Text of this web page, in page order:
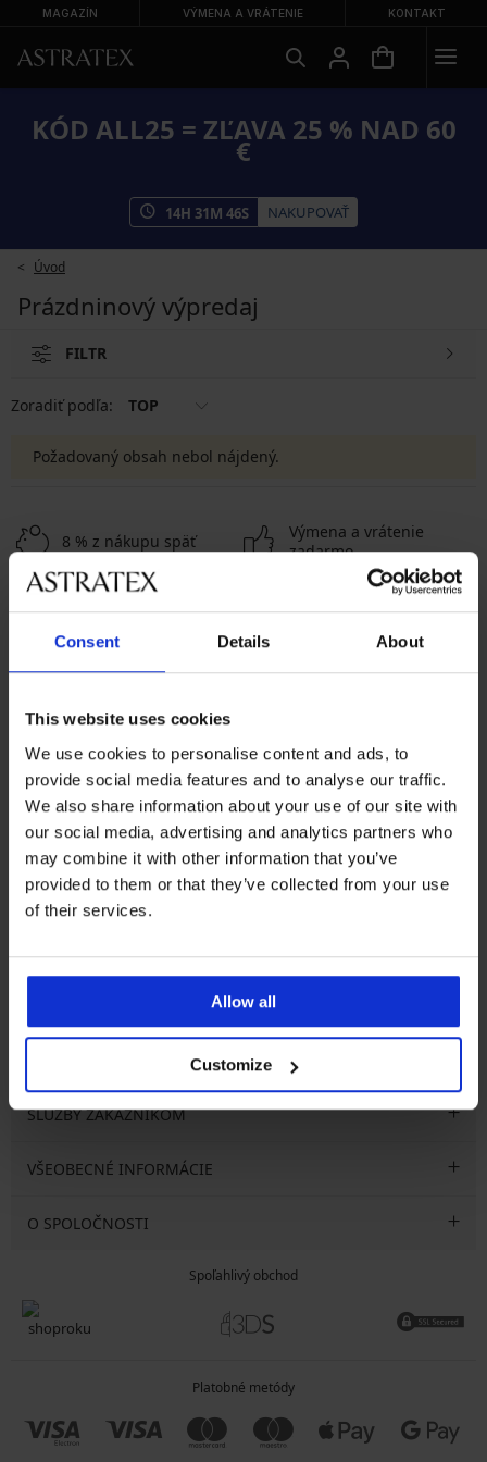
Consent Details About
This website uses cookies
We use cookies to personalise content and ads, to
provide social media features and to analyse our traffic.
We also share information about your use of our site with
our social media, advertising and analytics partners who
may combine it with other information that you’ve
provided to them or that they’ve collected from your use
of their services.
Allow all
Customize
MAGAZÍN VÝMENA A VRÁTENIE KONTAKT
KÓD ALL25 = ZĽAVA 25 % NAD 60
€
14H 31M 45S NAKUPOVAŤ
Úvod
Prázdninový výpredaj
FILTR
Zoradiť podľa: TOP
Požadovaný obsah nebol nájdený.
8 % z nákupu späť
Výmena a vrátenie
zadarmo
Výhodné poštovné
Chytrý sprievodca
02 205 703 40
info@astratex.sk
Newsletter
Prihláste sa do newsletteru a získajte
CHCEM ODOBERAŤ
SLUŽBY ZÁKAZNÍKOM
VŠEOBECNÉ INFORMÁCIE
O SPOLOČNOSTI
Spoľahlivý obchod
Platobné metódy